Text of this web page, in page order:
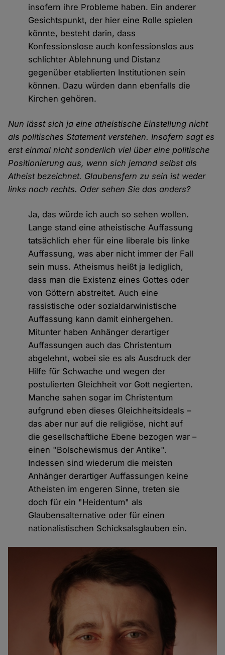
insofern ihre Probleme haben. Ein anderer
Gesichtspunkt, der hier eine Rolle spielen
könnte, besteht darin, dass
Konfessionslose auch konfessionslos aus
schlichter Ablehnung und Distanz
gegenüber etablierten Institutionen sein
können. Dazu würden dann ebenfalls die
Kirchen gehören.
Nun lässt sich ja eine atheistische Einstellung nicht
als politisches Statement verstehen. Insofern sagt es
erst einmal nicht sonderlich viel über eine politische
Positionierung aus, wenn sich jemand selbst als
Atheist bezeichnet. Glaubensfern zu sein ist weder
links noch rechts. Oder sehen Sie das anders?
Ja, das würde ich auch so sehen wollen.
Lange stand eine atheistische Auffassung
tatsächlich eher für eine liberale bis linke
Auffassung, was aber nicht immer der Fall
sein muss. Atheismus heißt ja lediglich,
dass man die Existenz eines Gottes oder
von Göttern abstreitet. Auch eine
rassistische oder sozialdarwinistische
Auffassung kann damit einhergehen.
Mitunter haben Anhänger derartiger
Auffassungen auch das Christentum
abgelehnt, wobei sie es als Ausdruck der
Hilfe für Schwache und wegen der
postulierten Gleichheit vor Gott negierten.
Manche sahen sogar im Christentum
aufgrund eben dieses Gleichheitsideals –
das aber nur auf die religiöse, nicht auf
die gesellschaftliche Ebene bezogen war –
einen "Bolschewismus der Antike".
Indessen sind wiederum die meisten
Anhänger derartiger Auffassungen keine
Atheisten im engeren Sinne, treten sie
doch für ein "Heidentum" als
Glaubensalternative oder für einen
nationalistischen Schicksalsglauben ein.